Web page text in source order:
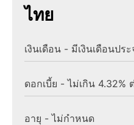
ไทย
เงินเดือน - มีเงินเดือนประ
ดอกเบี้ย - ไม่เกิน 4.32%
อายุ - ไม่กำหนด